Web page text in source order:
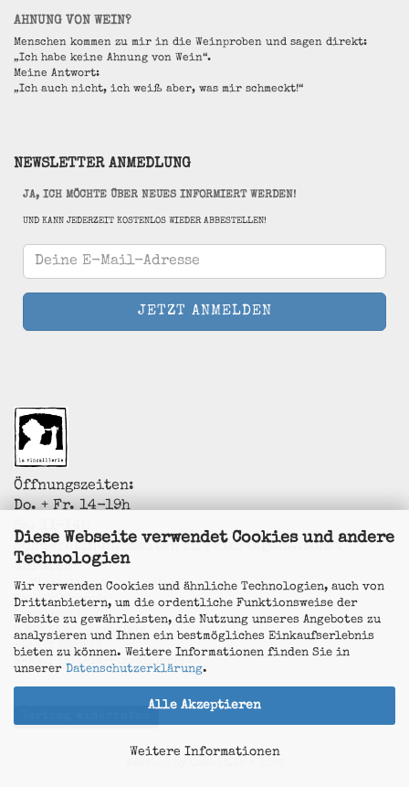
Diese Webseite verwendet Cookies und andere
Technologien
Wir verwenden Cookies und ähnliche Technologien, auch von
Drittanbietern, um die ordentliche Funktionsweise der
Website zu gewährleisten, die Nutzung unseres Angebotes zu
analysieren und Ihnen ein bestmögliches Einkaufserlebnis
bieten zu können. Weitere Informationen finden Sie in
unserer Datenschutzerklärung.
Alle Akzeptieren
Weitere Informationen
AHNUNG VON WEIN?
Menschen kommen zu mir in die Weinproben und sagen direkt:
„Ich habe keine Ahnung von Wein“.
Meine Antwort:
„Ich auch nicht, ich weiß aber, was mir schmeckt!“
NEWSLETTER ANMEDLUNG
JA, ICH MÖCHTE ÜBER NEUES INFORMIERT WERDEN!
UND KANN JEDERZEIT KOSTENLOS WIEDER ABBESTELLEN!
Öffnungszeiten:
Do. + Fr. 14-19h
Sa. 11-14h
Sonderöffnungszeiten zu Feiertagen...sonst
anrufen!
La Vincaillerie - vin naturel
Surk-ki Schrade
Leostrasse 57
50823 Köln - Ehrenfeld
+49 172 5926537
info@la-vincaillerie.de